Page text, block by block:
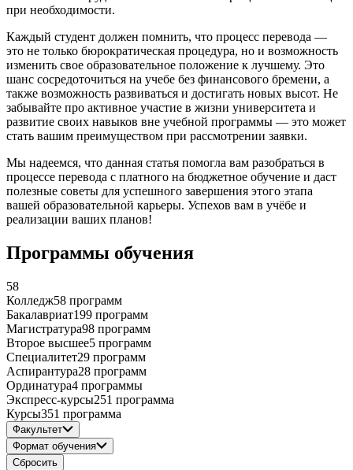
при необходимости.
Каждый студент должен помнить, что процесс перевода —
это не только бюрократическая процедура, но и возможность
изменить свое образовательное положение к лучшему. Это
шанс сосредоточиться на учебе без финансового бремени, а
также возможность развиваться и достигать новых высот. Не
забывайте про активное участие в жизни университета и
развитие своих навыков вне учебной программы — это может
стать вашим преимуществом при рассмотрении заявки.
Мы надеемся, что данная статья помогла вам разобраться в
процессе перевода с платного на бюджетное обучение и даст
полезные советы для успешного завершения этого этапа
вашей образовательной карьеры. Успехов вам в учёбе и
реализации ваших планов!
Программы обучения
58
Колледж58 программ
Бакалавриат199 программ
Магистратура98 программ
Второе высшее5 программ
Специалитет29 программ
Аспирантура28 программ
Ординатура4 программы
Экспресс-курсы251 программа
Курсы351 программа
Факультет
Формат обучения
Сбросить